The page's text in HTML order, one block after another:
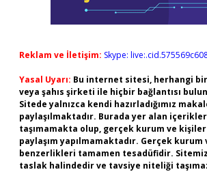
Reklam ve İletişim: Skype:
Yasal Uyarı: Bu internet sitesi, herhangi
veya şahıs şirketi ile hiçbir bağlantısı
Sitede yalnızca kendi hazırladığımız
paylaşılmaktadır. Burada yer alan
taşımamakta olup, gerçek kurum ve kişiler
paylaşım yapılmamaktadır. Gerçek
benzerlikleri tamamen tesadüfidir.
taslak halindedir ve tavsiye niteliği